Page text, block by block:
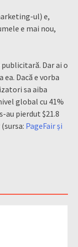
ul) e,
e mai nou,
Dar ai o
Dacă e vorba
sa aiba
global cu 41%
au pierdut $21.8
PageFair și